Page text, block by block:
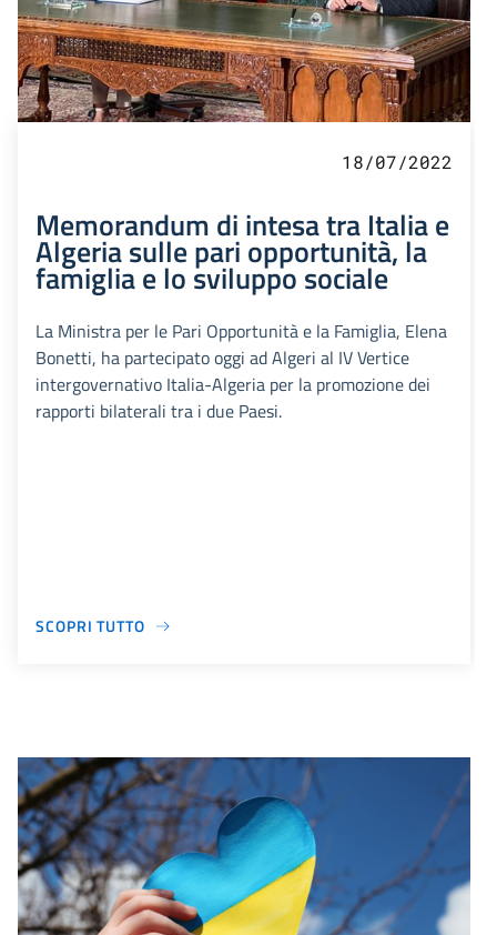
18/07/2022
Memorandum di intesa tra Italia e
Algeria sulle pari opportunità, la
famiglia e lo sviluppo sociale
La Ministra per le Pari Opportunità e la Famiglia, Elena
Bonetti, ha partecipato oggi ad Algeri al IV Vertice
intergovernativo Italia-Algeria per la promozione dei
rapporti bilaterali tra i due Paesi.
SCOPRI TUTTO